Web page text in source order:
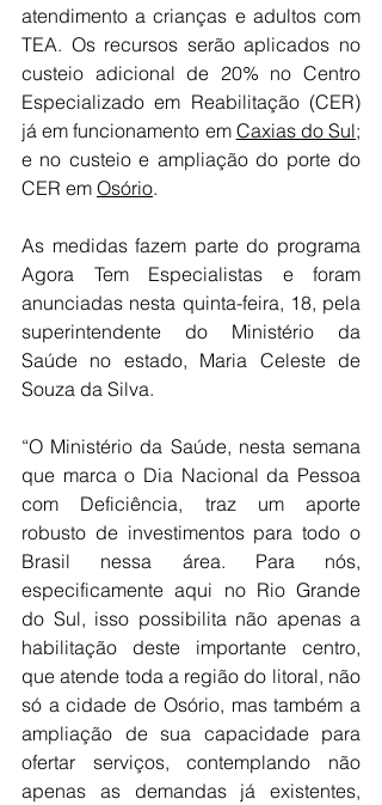
atendimento a crianças e adultos com
TEA. Os recursos serão aplicados no
custeio adicional de 20% no Centro
Especializado em Reabilitação (CER)
já em funcionamento em Caxias do Sul;
e no custeio e ampliação do porte do
CER em Osório.
As medidas fazem parte do programa
Agora Tem Especialistas e foram
anunciadas nesta quinta-feira, 18, pela
superintendente do Ministério da
Saúde no estado, Maria Celeste de
Souza da Silva.
“O Ministério da Saúde, nesta semana
que marca o Dia Nacional da Pessoa
com Deficiência, traz um aporte
robusto de investimentos para todo o
Brasil nessa área. Para nós,
especificamente aqui no Rio Grande
do Sul, isso possibilita não apenas a
habilitação deste importante centro,
que atende toda a região do litoral, não
só a cidade de Osório, mas também a
ampliação de sua capacidade para
ofertar serviços, contemplando não
apenas as demandas já existentes,